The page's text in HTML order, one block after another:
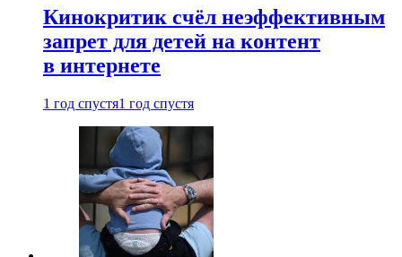
Кинокритик счёл неэффективным
запрет для детей на контент
в интернете
1 год спустя1 год спустя